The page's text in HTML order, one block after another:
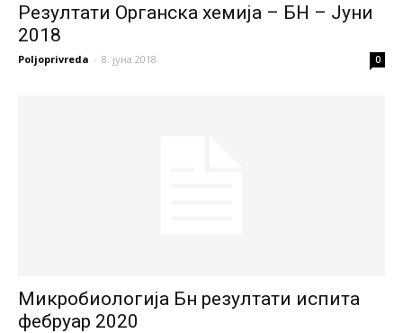
Резултати Органска хемија – БН – Јуни
2018
Poljoprivreda - 8. јуна 2018. 0
Микробиологија Бн резултати испита
фебруар 2020